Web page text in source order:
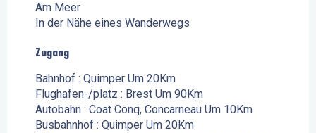
Am Meer
In der Nähe eines Wanderwegs
Zugang
Zugang
Bahnhof : Quimper Um 20Km
Flughafen-/platz : Brest Um 90Km
Autobahn : Coat Conq, Concarneau Um 10Km
Busbahnhof : Quimper Um 20Km